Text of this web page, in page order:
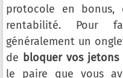
protocole en bonus,
rentabilité. Pour
généralement un
de bloquer vos jetons
le paire que vous